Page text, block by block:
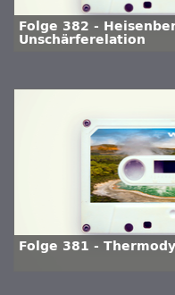
Folge 382 -
Unschärferelation
Folge 381 -